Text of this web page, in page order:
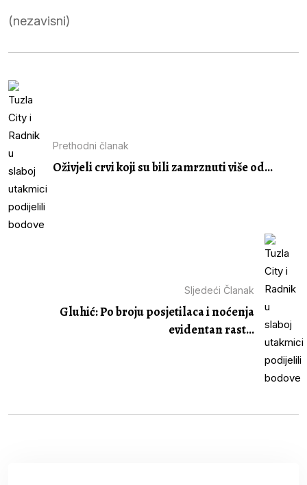
(nezavisni)
Prethodni članak
Oživjeli crvi koji su bili zamrznuti više od...
Sljedeći Članak
Gluhić: Po broju posjetilaca i noćenja
evidentan rast...